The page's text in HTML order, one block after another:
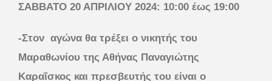
ΣΑΒΒΑΤΟ 20 ΑΠΡΙΛΙΟΥ 2024: 10:00 έως 19:00
-Στον αγώνα θα τρέξει ο νικητής του
Μαραθωνίου της Αθήνας Παναγιώτης
Καραΐσκος και πρεσβευτής του είναι ο